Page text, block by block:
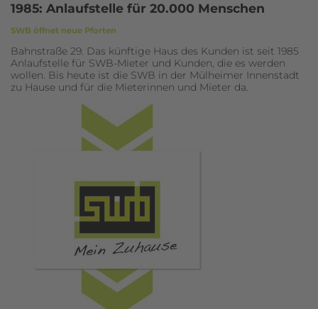
1985: Anlaufstelle für 20.000 Menschen
SWB öffnet neue Pforten
Bahnstraße 29. Das künftige Haus des Kunden ist seit 1985
Anlaufstelle für SWB-Mieter und Kunden, die es werden
wollen. Bis heute ist die SWB in der Mülheimer Innenstadt
zu Hause und für die Mieterinnen und Mieter da.